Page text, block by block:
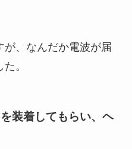
、なんだか電波が届
。
装着してもらい、ヘ